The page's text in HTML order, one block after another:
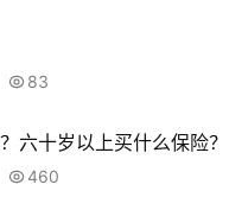
83
六十岁以上买什么保险？
460